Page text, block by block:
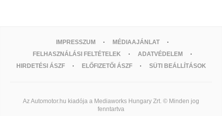
IMPRESSZUM
MÉDIAAJÁNLAT
FELHASZNÁLÁSI FELTÉTELEK
ADATVÉDELEM
HIRDETÉSI ÁSZF
ELŐFIZETŐI ÁSZF SÜTI BEÁLLÍTÁSOK
Az Automotor.hu kiadója a Mediaworks Hungary Zrt. © Minden jog
fenntartva